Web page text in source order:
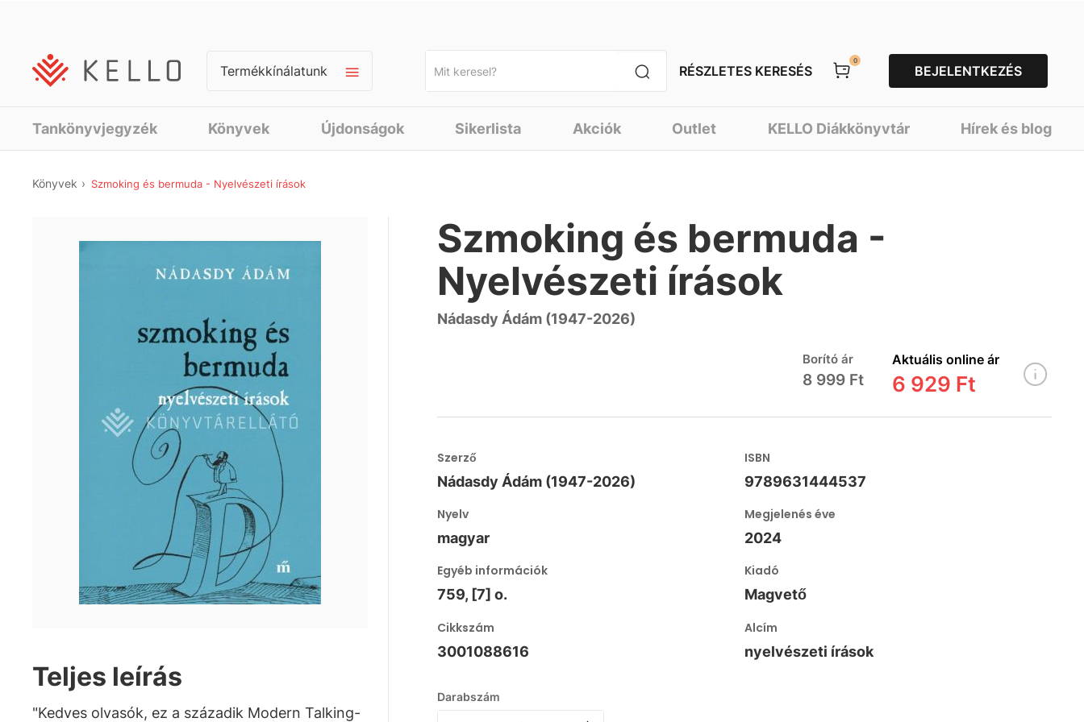
Termékkínálatunk RÉSZLETES KERESÉS
0
BEJELENTKEZÉS
Tankönyvjegyzék Könyvek Újdonságok Sikerlista Akciók Outlet KELLO Diákkönyvtár Hírek és blog
Könyvek Szmoking és bermuda - Nyelvészeti írások
Teljes leírás
"Kedves olvasók, ez a századik Modern Talking-
Szmoking és bermuda -
Nyelvészeti írások
Nádasdy Ádám (1947-2026)
Borító ár
8 999 Ft
Aktuális online ár
6 929 Ft
Szerző
Nádasdy Ádám (1947-2026)
ISBN
9789631444537
Nyelv
magyar
Megjelenés éve
2024
Egyéb információk
759, [7] o.
Kiadó
Magvető
Cikkszám
3001088616
Alcím
nyelvészeti írások
Darabszám